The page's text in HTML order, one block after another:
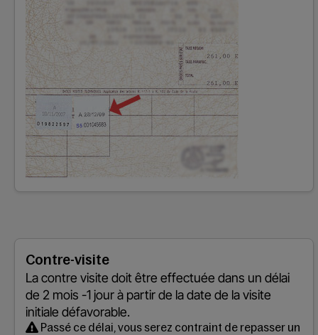
Contre-visite
La contre visite doit être effectuée dans un délai
de 2 mois -1 jourà partir de la date de la visite
initiale défavorable.
Passé ce délai, vous serez contraint de repasser un